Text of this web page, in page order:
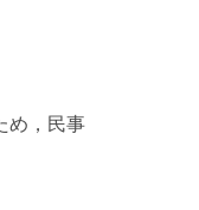
め，民事